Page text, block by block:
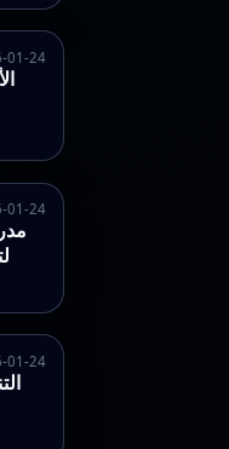
01-24
01-24
01-24